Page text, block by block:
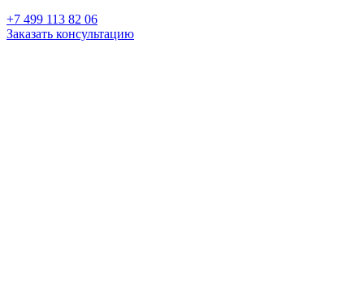
+7 499 113 82 06
Заказать консультацию